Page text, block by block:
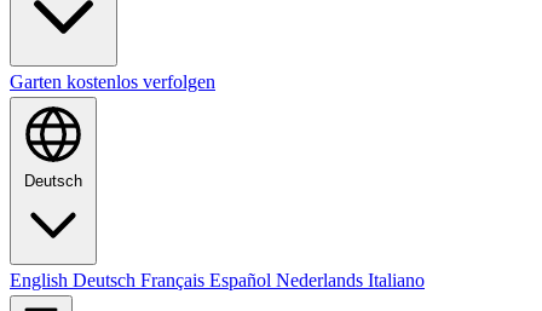
Garten kostenlos verfolgen
Deutsch
English Deutsch Français Español Nederlands Italiano